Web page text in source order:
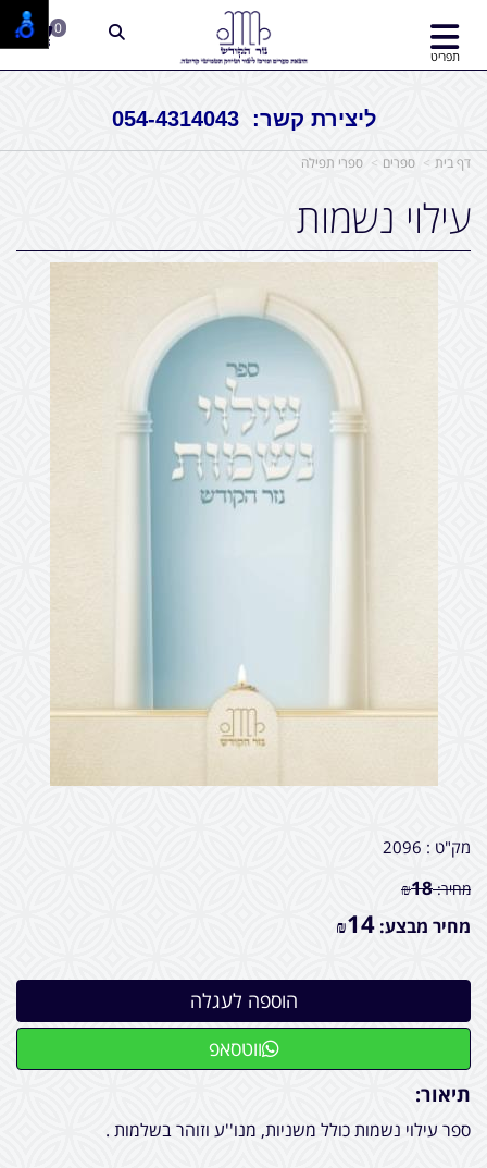
ליצירת קשר: 054-4314043
תפריט
0
דף בית ספרים ספרי תפילה
עילוי נשמות
מק"ט : 2096
מחיר: ₪18
מחיר מבצע: ₪14
ווטסאפ
תיאור:
ספר עילוי נשמות כולל משניות, מנו''ע וזוהר בשלמות .